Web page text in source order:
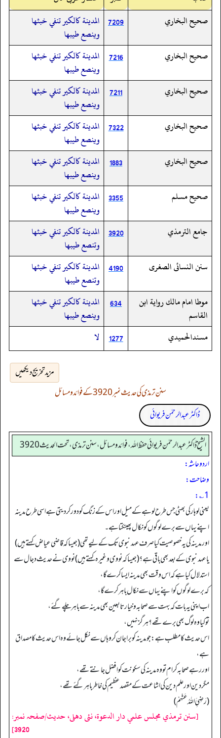
صحيح البخاري
7209 المدينة كالكير تنفي خبثها
وينصع طيبها
صحيح البخاري
7216
المدينة كالكير تنفي خبثها
وينصع طيبها
صحيح البخاري
7211
المدينة كالكير تنفي خبثها
وينصع طيبها
صحيح البخاري
7322 المدينة كالكير تنفي خبثها
وينصع طيبها
صحيح البخاري
1883
المدينة كالكير تنفي خبثها
وينصع طيبها
صحيح مسلم
3355 المدينة كالكير تنفي خبثها
وينصع طيبها
جامع الترمذي
3920 المدينة كالكير تنفي خبثها
وتنصع طيبها
سنن النسائى الصغرى
4190 المدينة كالكير تنفي خبثها
وتنصع طيبها
موطا امام مالك رواية ابن
القاسم
634
المدينة كالكير تنفي خبثها
وينصع طيبها
مسندالحميدي
1277 لا
مزید تخریج دیکھیں
سنن ترمذی کی حدیث نمبر 3920 کے فوائد و مسائل
ڈاکٹر عبدالرحمٰن فریوائی
الشیخ ڈاکٹر عبد الرحمٰن فریوائی حفظ اللہ، فوائد و مسائل، سنن ترمذی، تحت الحديث 3920
اردو حاشہ:
وضاحت:
1؎:
یعنی لوہار کی بھٹی جس طرح لوہے کے میل اور اس کے زنگ کو دور کر دیتی ہے اسی طرح مدینہ
اپنے یہاں سے برے لوگوں کو نکال پھینکتا ہے۔
اور مدینہ کی یہ خصوصیت کیا صرف عہد نبوی تک کے لیے تھی (جیساکہ قاضی عیاض کہتے ہیں)
یاعہد نبوی کے بعد بھی باقی ہے؟ (جیساکہ نووی وغیرہ کہتے ہیں) نووی نے حدیث دجال سے
استدلال کیا ہے کہ اس وقت بھی مدینہ ایسا کرے گا،
کہ برے لوگوں کو اپنے یہاں سے نکال باہر کرے گا،
اب اپنی یہ بات کہ بہت سے صحابہ و خیارتابعین بھی مدینہ سے باہر چلے گئے،
تو کیا وہ لوگ بھی برے تھے؟ ہرگز نہیں،
اس حدیث کا مطلب ہے: جو مدینہ کو برا جان کر وہا ں سے نکل جائے وہ اس حدیث کا مصداق
ہے،
اور رہے صحابہ کرام تو وہ مدینہ کی سکونت کو افضل جانتے تھے،
مگر دین اور علم دین کی اشاعت کے مقصد عظیم کی خاطر باہر گئے تھے،
(رَضِیَِ اللہُ عَنْهُمْ)
[سنن ترمذي مجلس علمي دار الدعوة، نئى دهلى، حدیث/صفحہ نمبر:
3920]